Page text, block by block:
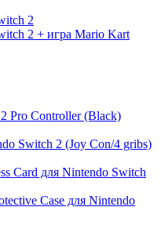
2
2 + игра Mario Kart
Pro Controller (Black)
Switch 2 (Joy Con/4 gribs)
Card для Nintendo Switch
Case для Nintendo